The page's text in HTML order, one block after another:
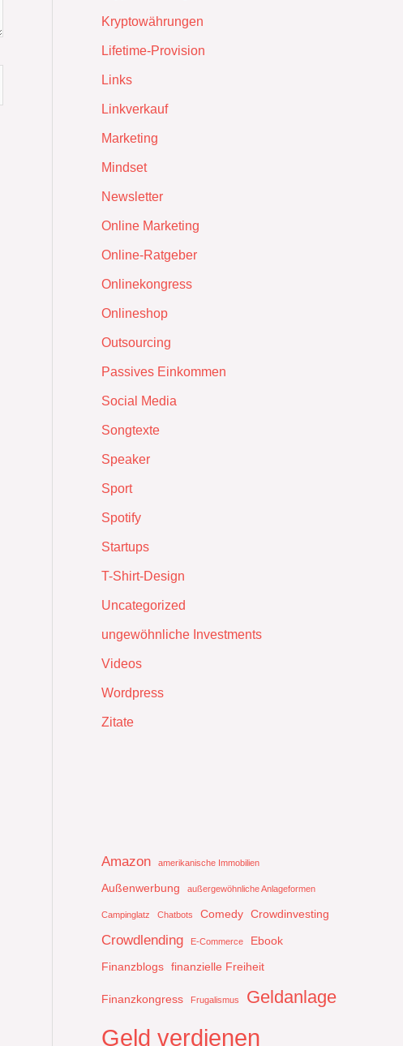
Kryptowährungen
Lifetime-Provision
Links
Linkverkauf
Marketing
Mindset
Newsletter
Online Marketing
Online-Ratgeber
Onlinekongress
Onlineshop
Outsourcing
Passives Einkommen
Social Media
Songtexte
Speaker
Sport
Spotify
Startups
T-Shirt-Design
Uncategorized
ungewöhnliche Investments
Videos
Wordpress
Zitate
Amazon amerikanische Immobilien
Außenwerbung außergewöhnliche Anlageformen
Campinglatz Chatbots Comedy Crowdinvesting
Crowdlending E-Commerce
Ebook
Finanzblogs finanzielle Freiheit
Finanzkongress Frugalismus Geldanlage
Geld verdienen